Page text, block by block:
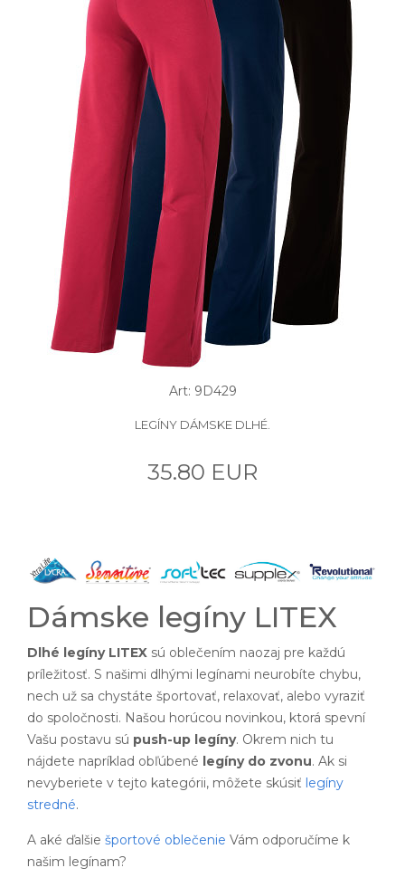
Art: 9D429
LEGÍNY DÁMSKE DLHÉ.
35.80 EUR
Dámske legíny LITEX
Dlhé legíny LITEX sú oblečením naozaj pre každú
príležitosť. S našimi dlhými legínami neurobíte chybu,
nech už sa chystáte športovať, relaxovať, alebo vyraziť
do spoločnosti. Našou horúcou novinkou, ktorá spevní
Vašu postavu sú push-up legíny. Okrem nich tu
nájdete napríklad obľúbené legíny do zvonu. Ak si
nevyberiete v tejto kategórii, môžete skúsiť legíny
stredné.
A aké ďalšie športové oblečenie Vám odporučíme k
našim legínam?